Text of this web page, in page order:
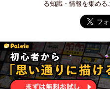
る知識・情報を集める